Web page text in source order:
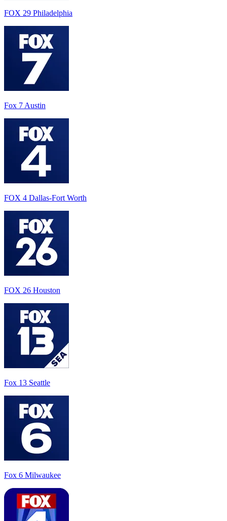
FOX 29 Philadelphia
Fox 7 Austin
FOX 4 Dallas-Fort Worth
FOX 26 Houston
Fox 13 Seattle
Fox 6 Milwaukee